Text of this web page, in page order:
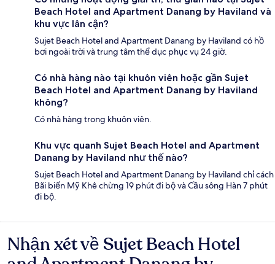
Beach Hotel and Apartment Danang by Haviland và
khu vực lân cận?
Sujet Beach Hotel and Apartment Danang by Haviland có hồ
bơi ngoài trời và trung tâm thể dục phục vụ 24 giờ.
Có nhà hàng nào tại khuôn viên hoặc gần Sujet
Beach Hotel and Apartment Danang by Haviland
không?
Có nhà hàng trong khuôn viên.
Khu vực quanh Sujet Beach Hotel and Apartment
Danang by Haviland như thế nào?
Sujet Beach Hotel and Apartment Danang by Haviland chỉ cách
Bãi biển Mỹ Khê chừng 19 phút đi bộ và Cầu sông Hàn 7 phút
đi bộ.
Nhận
Nhận xét về Sujet Beach Hotel